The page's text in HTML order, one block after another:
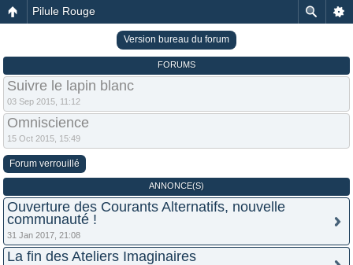
Pilule Rouge
Version bureau du forum
FORUMS
Suivre le lapin blanc
03 Sep 2015, 11:12
Omniscience
15 Oct 2015, 15:49
Forum verrouillé
ANNONCE(S)
Ouverture des Courants Alternatifs, nouvelle
communauté !
31 Jan 2017, 21:08
La fin des Ateliers Imaginaires